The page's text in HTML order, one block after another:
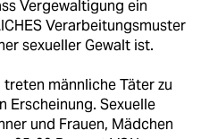
Vergewaltigung ein
Verarbeitungsmuster
sexueller Gewalt ist.
männliche Täter zu
Erscheinung. Sexuelle
und Frauen, Mädchen